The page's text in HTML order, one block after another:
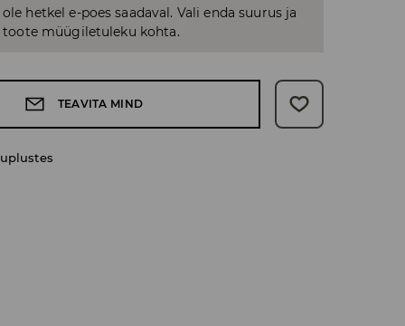
hetkel e-poes saadaval. Vali enda suurus ja
müügiletuleku kohta.
TEAVITA MIND